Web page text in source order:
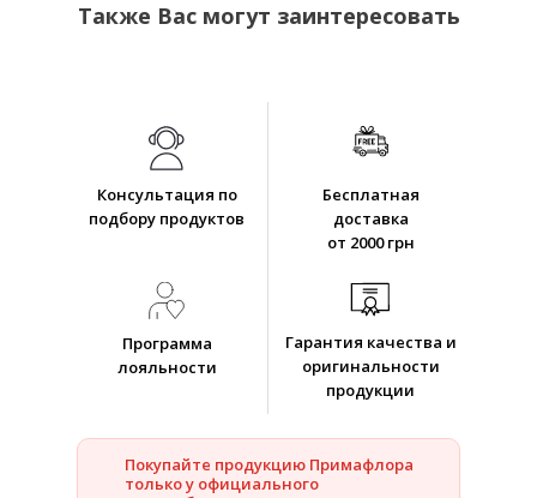
Также Вас могут заинтересовать
Консультация по
подбору продуктов
Бесплатная
доставка
от 2000 грн
Программа
лояльности
Гарантия качества и
оригинальности
продукции
Покупайте продукцию Примафлора
только у официального